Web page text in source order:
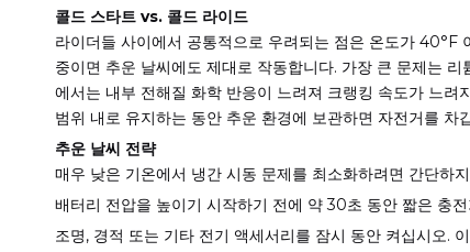
콜드 스타트 ​​vs. 콜드 라이드
라이더들 사이에서 공통적으로 우려되는 점은 온도가 40°F
중이면 추운 날씨에도 제대로 작동합니다. 가장 큰 문제는
에서는 내부 전해질 화학 반응이 느려져 크랭킹 속도가 느
범위 내로 유지하는 동안 추운 환경에 보관하면 자전거를
추운 날씨 전략
매우 낮은 기온에서 냉간 시동 문제를 최소화하려면 간단하
배터리 전압을 높이기 시작하기 전에 약 30초 동안 짧은 충
조명, 경적 또는 기타 전기 액세서리를 잠시 동안 켜십시오.